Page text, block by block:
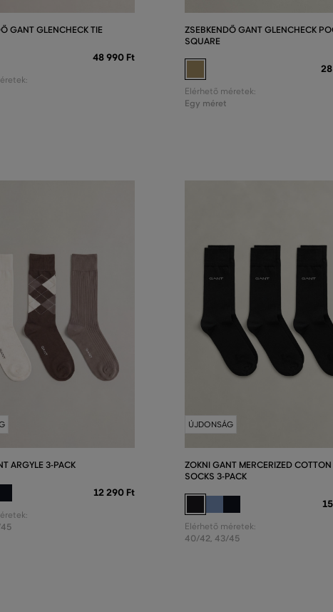
GANT GLENCHECK TIE
48 990 Ft
ZSEBKENDŐ GANT GLENCHECK
SQUARE
Elérhető méretek:
Egy méret
ARGYLE 3-PACK
12 290 Ft
ÚJDONSÁG
ZOKNI GANT MERCERIZED COTTON
SOCKS 3-PACK
Elérhető méretek:
40/42, 43/45